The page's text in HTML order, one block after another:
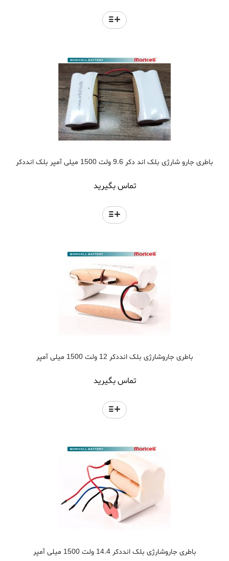
باطری جارو شارژی بلک اند دکر 9.6 ولت 1500 میلی آمپر بلک انددکر
تماس بگیرید
باطری جاروشارژی بلک انددکر 12 ولت 1500 میلی آمپر
تماس بگیرید
باطری جاروشارژی بلک انددکر 14.4 ولت 1500 میلی آمپر